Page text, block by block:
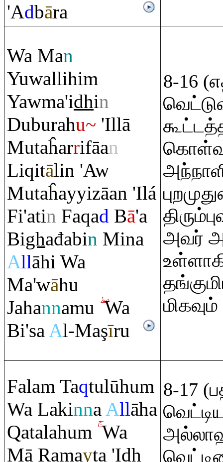
'Adbāra
Wa Man
Yuwallihim
Yawma'idhin
Duburahu~ 'Illā
Mutaĥarrifāan
Liqitālin 'Aw
Mutaĥayyizāan 'Ilá
Fi'atin Faqad Bā'a
Bighađabin Mina
Allāhi Wa
Ma'wāhu
Jahannamu Wa
Bi'saAl-Maşīru
8-16
அவர்
Falam Taqtulūhum
Wa LakinnaAllāha
Qatalahum Wa
Mā Ramayta 'Idh
8-17